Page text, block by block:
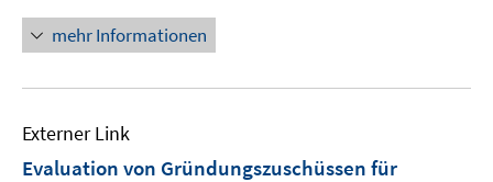
mehr Informationen
Externer Link
Evaluation von Gründungszuschüssen für